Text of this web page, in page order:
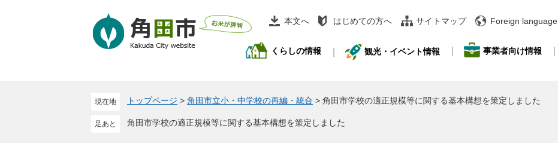
本文へ はじめての方へ サイトマップ Foreign language
くらしの情報 観光・イベント情報 事業者向け情報
現在地 トップページ > 角田市立小・中学校の再編・統合 > 角田市学校の適正規模等に関する基本構想を策定しました
角田市学校の適正規模等に関する基本構想を策定しました